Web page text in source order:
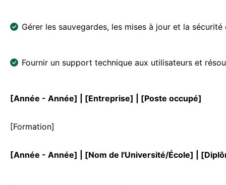
Gérer les sauvegardes, les mises à jour et la sécurité
Fournir un support technique aux utilisateurs et
[Année - Année] | [Entreprise] | [Poste occupé]
[Formation]
[Année - Année] | [Nom de l'Université/École] |